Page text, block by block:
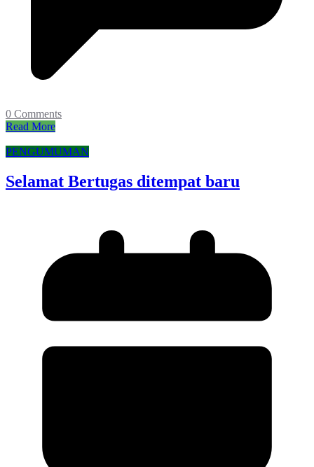
0 Comments
Read More
PENGUMUMAN
Selamat Bertugas ditempat baru